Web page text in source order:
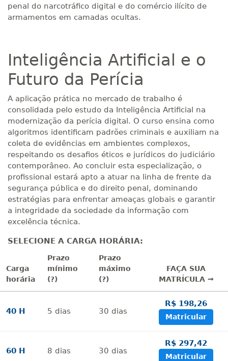
penal do narcotráfico digital e do comércio ilícito de
armamentos em camadas ocultas.
Inteligência Artificial e o
Futuro da Perícia
A aplicação prática no mercado de trabalho é
consolidada pelo estudo da Inteligência Artificial na
modernização da perícia digital. O curso ensina como
algoritmos identificam padrões criminais e auxiliam na
coleta de evidências em ambientes complexos,
respeitando os desafios éticos e jurídicos do judiciário
contemporâneo. Ao concluir esta especialização, o
profissional estará apto a atuar na linha de frente da
segurança pública e do direito penal, dominando
estratégias para enfrentar ameaças globais e garantir
a integridade da sociedade da informação com
excelência técnica.
SELECIONE A CARGA HORÁRIA:
Carga
horária
Prazo
mínimo
(?)
Prazo
máximo
(?)
FAÇA SUA
MATRÍCULA →
40 H 5 dias 30 dias
R$ 198,26
Matricular
60 H 8 dias 30 dias
R$ 297,42
Matricular